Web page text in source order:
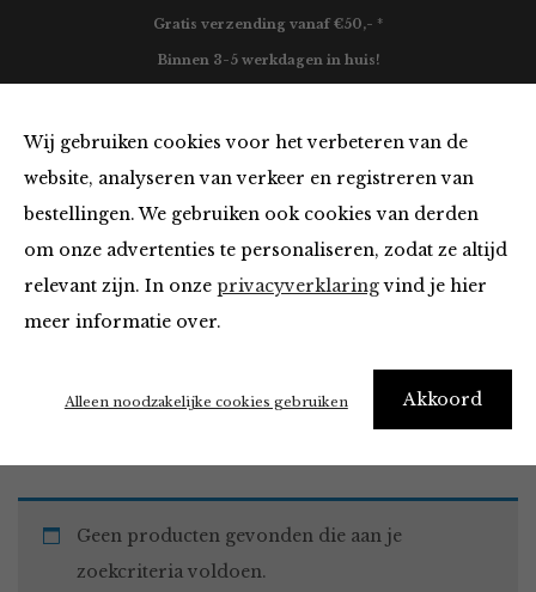
Wij gebruiken cookies voor het verbeteren van de
website, analyseren van verkeer en registreren van
bestellingen. We gebruiken ook cookies van derden
om onze advertenties te personaliseren, zodat ze altijd
relevant zijn. In onze privacyverklaringvind je hier
meer informatie over.
Akkoord
Alleen noodzakelijke cookies gebruiken
Gratis verzending vanaf €50,- *
Binnen 3-5 werkdagen in huis!
Must Haves
Home Winkel Accessoires Must Haves
Geen producten gevonden die aan je
zoekcriteria voldoen.